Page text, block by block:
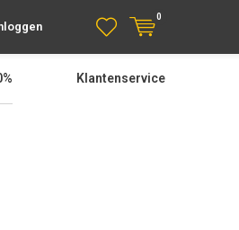
0
Klantenservice